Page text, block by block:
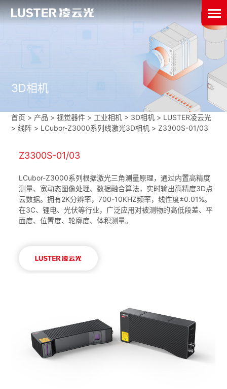
3D相机
首页 > 产品 > 视觉器件 > 工业相机 > 3D相机 > LUSTER凌云光
>线阵 > LCubor-Z3000系列线激光3D相机 >Z3300S-01/03
Z3300S-01/03
LCubor-Z3000系列根据激光三角测量原理，通过内置高精度
测量、宽动态图像处理、数据融合算法，实时输出高精度3D点
云数据。拥有2K分辨率，700-10KHZ频率，线性度±0.01%。
在3C、锂电、光伏等行业，广泛应用对被测物的高低段差、平
面度、位置度、轮廓度、体积测量。